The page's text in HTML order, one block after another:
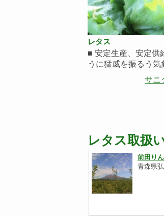
レタス
■ 安定生産、安定供
うに猛威を振るう気
サニ
レタス取扱
前田り
青森県